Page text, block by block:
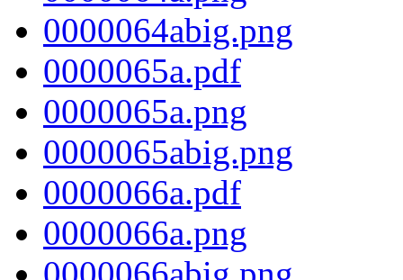
0000064abig.png
0000065a.pdf
0000065a.png
0000065abig.png
0000066a.pdf
0000066a.png